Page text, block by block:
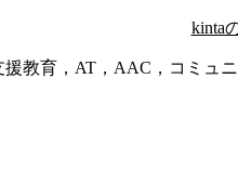
kinta
援教育，AT，AAC，コミュ